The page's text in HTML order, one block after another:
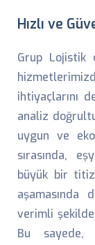
Hızlı ve
Grup Lojistik
ihtiyaçlarını
analiz
uygun ve
sırasında,
büyük bir
aşamasında
verimli
Bu sayede,